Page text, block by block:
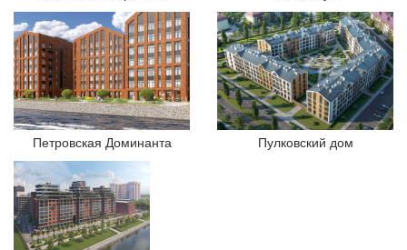
Петровская Доминанта Пулковский дом